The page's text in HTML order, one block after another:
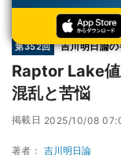
第352回 吉川明日論
Raptor Lake
混乱と苦悩
掲載日 2025/10/08
著者： 吉川明日論